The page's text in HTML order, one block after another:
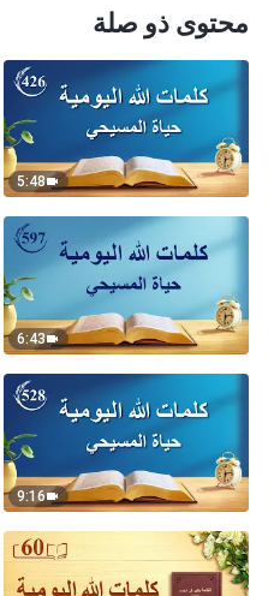
محتوى ذو صلة
5:48
6:43
9:16